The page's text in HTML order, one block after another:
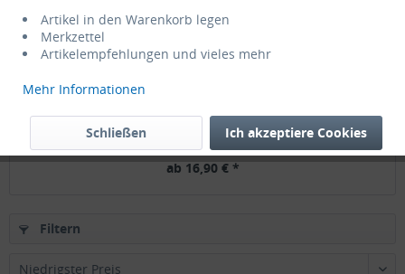
9 Lico Swiss R70 Klingen Wechselklingen LICOSWISS
ab 16,90 € *
Filtern
Artikel in den Warenkorb legen
Merkzettel
Artikelempfehlungen und vieles mehr
Mehr Informationen
Ich akzeptiere Cookies
Schließen